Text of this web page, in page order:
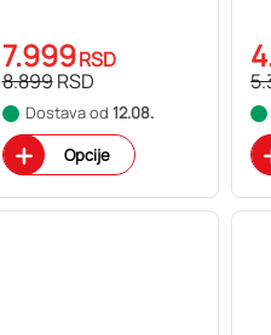
7.999RSD
8.899RSD
Dostava od 12.08.
Opcije